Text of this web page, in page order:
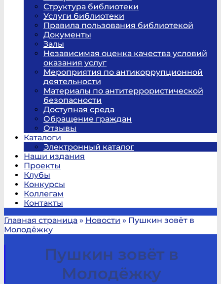
Структура библиотеки
Услуги библиотеки
Правила пользования библиотекой
Документы
Залы
Независимая оценка качества условий
оказания услуг
Мероприятия по антикоррупционной
деятельности
Материалы по антитеррористической
безопасности
Доступная среда
Обращение граждан
Отзывы
Каталоги
Электронный каталог
Наши издания
Проекты
Клубы
Конкурсы
Коллегам
Контакты
Главная страница » Новости » Пушкин зовёт в
Молодёжку
Пушкин зовёт в
Молодёжку